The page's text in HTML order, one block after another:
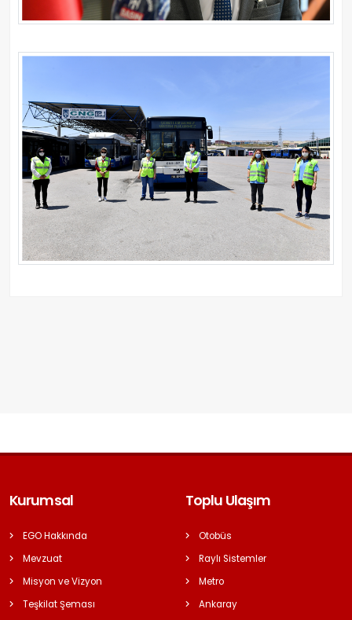
Kurumsal
EGO Hakkında
Mevzuat
Misyon ve Vizyon
Teşkilat Şeması
Toplu Ulaşım
Otobüs
Raylı Sistemler
Metro
Ankaray